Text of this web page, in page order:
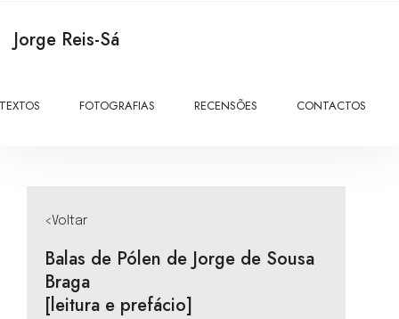
Jorge Reis-Sá
TEXTOS FOTOGRAFIAS RECENSÕES CONTACTOS
<Voltar
Balas de Pólen de Jorge de Sousa
Braga
[leitura e prefácio]